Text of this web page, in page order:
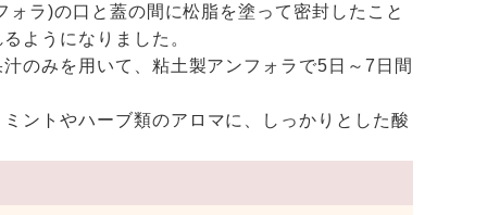
ラ)の口と蓋の間に松脂を塗って密封したこと
ようになりました。
のみを用いて、粘土製アンフォラで5日～7日間
ントやハーブ類のアロマに、しっかりとした酸